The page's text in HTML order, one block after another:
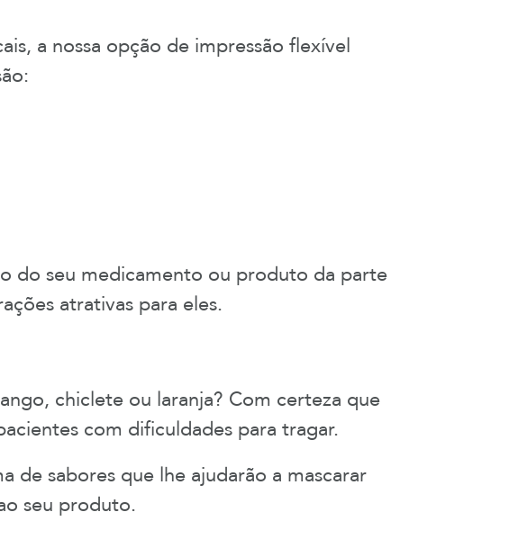
a nossa opção de impressão flexível
do seu medicamento ou produto da parte
atrativas para eles.
chiclete ou laranja? Com certeza que
com dificuldades para tragar.
de sabores que lhe ajudarão a mascarar
seu produto.